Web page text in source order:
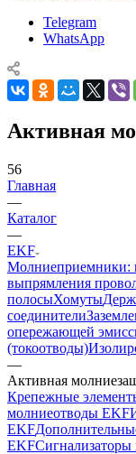
Telegram
WhatsApp
Активная
56
Главная
—
Каталог
—
EKF
Молниеприемники:
выпрямления
полосыХомуты
соединители
опережающей
(токоотводы)
—
Активная
Крепежные
молниеотводы EKF
EKF
EKFСигнализаторы